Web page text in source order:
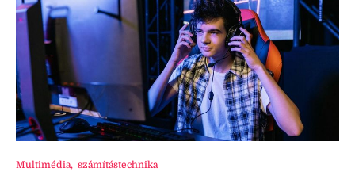
Multimédia, számítástechnika